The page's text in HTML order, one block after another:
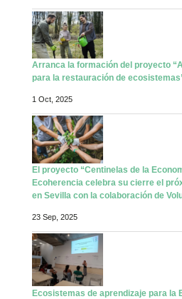
Arranca la formación del proyecto
para la restauración de
1 Oct, 2025
El proyecto “Centinelas de la
Ecoherencia celebra su cierre el
en Sevilla con la colaboración de
23 Sep, 2025
Ecosistemas de aprendizaje para la